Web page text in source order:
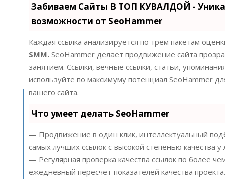
Забиваем Сайты В ТОП КУВАЛДОЙ -
возможности от SeoHammer
Каждая ссылка анализируется по трем пакетам
SMM.SeoHammer делает продвижение сайта
занятием. Ссылки, вечные ссылки, статьи,
используйте по максимуму потенциал SeoHammer
вашего сайта.
Что умеет делать SeoHammer
— Продвижение в один клик, интеллектуальный
самых лучших ссылок с высокой степенью качества
— Регулярная проверка качества ссылок по более
ежедневный пересчет показателей качества проекта.